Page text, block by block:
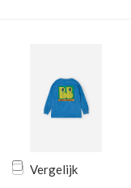
Vergelijk